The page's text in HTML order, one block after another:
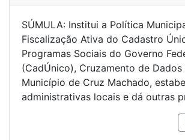
SÚMULA: Institui a Política
Fiscalização Ativa do Cadastro
Programas Sociais do Governo
(CadÚnico), Cruzamento de
Município de Cruz Machado,
administrativas locais e dá outras